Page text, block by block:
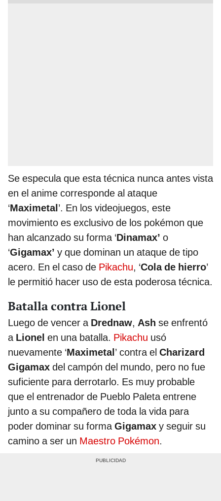
Se especula que esta técnica nunca antes vista
en el anime corresponde al ataque
‘Maximetal’. En los videojuegos, este
movimiento es exclusivo de los pokémon que
han alcanzado su forma ‘Dinamax’ o
‘Gigamax’ y que dominan un ataque de tipo
acero. En el caso de Pikachu, ‘Cola de hierro’
le permitió hacer uso de esta poderosa técnica.
Batalla contra Lionel
Luego de vencer a Drednaw, Ash se enfrentó
a Lionel en una batalla. Pikachu usó
nuevamente ‘Maximetal’ contra el Charizard
Gigamax del campón del mundo, pero no fue
suficiente para derrotarlo. Es muy probable
que el entrenador de Pueblo Paleta entrene
junto a su compañero de toda la vida para
poder dominar su formaGigamax y seguir su
camino a ser un Maestro Pokémon.